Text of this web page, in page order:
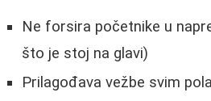
Ne forsira početnike u
što je stoj na glavi)
Prilagođava vežbe svim